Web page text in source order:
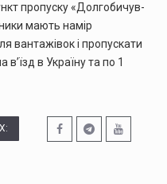
пропуску «Долгобичув-
мають намір
вантажівок і пропускати
в Україну та по 1